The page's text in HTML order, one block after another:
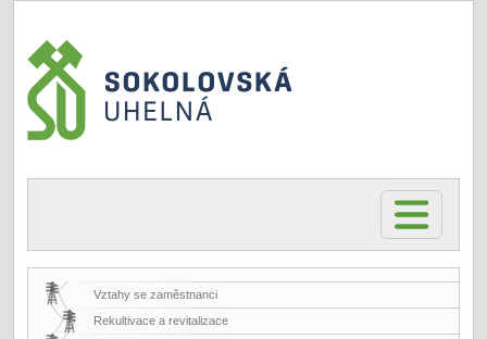
Vztahy se zaměstnanci
Rekultivace a revitalizace